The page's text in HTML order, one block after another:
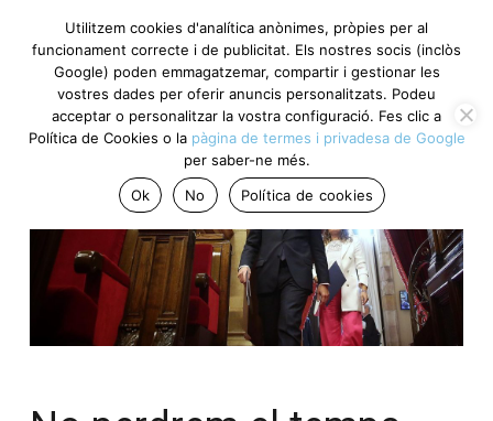
Utilitzem cookies d'analítica anònimes, pròpies per al
funcionament correcte i de publicitat. Els nostres socis (inclòs
Google) poden emmagatzemar, compartir i gestionar les
vostres dades per oferir anuncis personalitzats. Podeu
acceptar o personalitzar la vostra configuració. Fes clic a
Política de Cookies o la pàgina de termes i privadesa de Google
per saber-ne més.
Ok
No Política de cookies